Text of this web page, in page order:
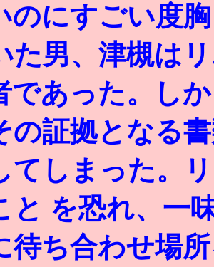
のにすごい度
た男、津槻は
であった。し
の証拠となる
てしまった。
と を恐れ、一
待ち合わせ場